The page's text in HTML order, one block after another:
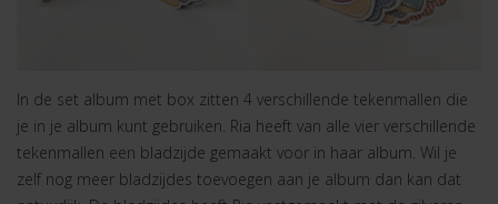
In de set album met box zitten 4 verschillende tekenmallen die
je in je album kunt gebruiken. Ria heeft van alle vier verschillende
tekenmallen een bladzijde gemaakt voor in haar album. Wil je
zelf nog meer bladzijdes toevoegen aan je album dan kan dat